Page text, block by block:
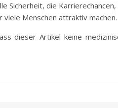
Sicherheit, die
Menschen attraktiv machen.
dieser Artikel keine